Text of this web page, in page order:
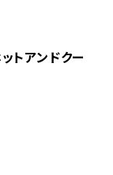
アンドクー